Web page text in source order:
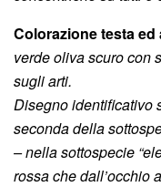
Colorazione testa ed
verde oliva scuro con
sugli arti.
Disegno identificativo
seconda della
– nella sottospecie
rossa che dall’occhio